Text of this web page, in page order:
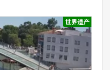
世界遗产